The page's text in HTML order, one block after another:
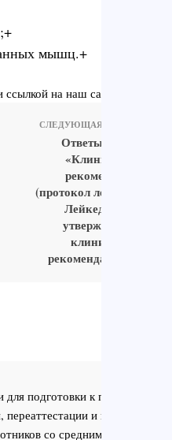
мышц.+
на наш сайт
СЛЕДУЮЩАЯ ЗАПИСЬ
Ответы на тест
«Клинические
рекомендации
(протокол лечения).
Лейкедема (по
утвержденным
клиническим
рекомендациям)»
подготовки к первичной
и повышения
со средним и высшим